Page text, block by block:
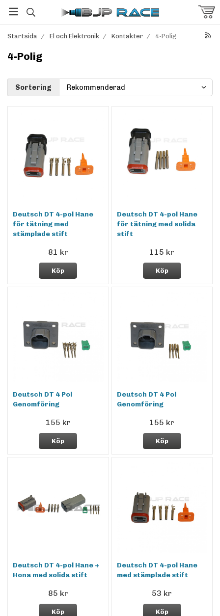
Startsida / El och Elektronik / Kontakter / 4-Polig
4-Polig
Sortering
Deutsch DT 4-pol Hane
för tätning med
stämplade stift
81 kr
Köp
Deutsch DT 4-pol Hane
för tätning med solida
stift
115 kr
Köp
Deutsch DT 4 Pol
Genomföring
155 kr
Köp
Deutsch DT 4 Pol
Genomföring
155 kr
Köp
Deutsch DT 4-pol Hane +
Hona med solida stift
85 kr
Köp
Deutsch DT 4-pol Hane
med stämplade stift
53 kr
Köp